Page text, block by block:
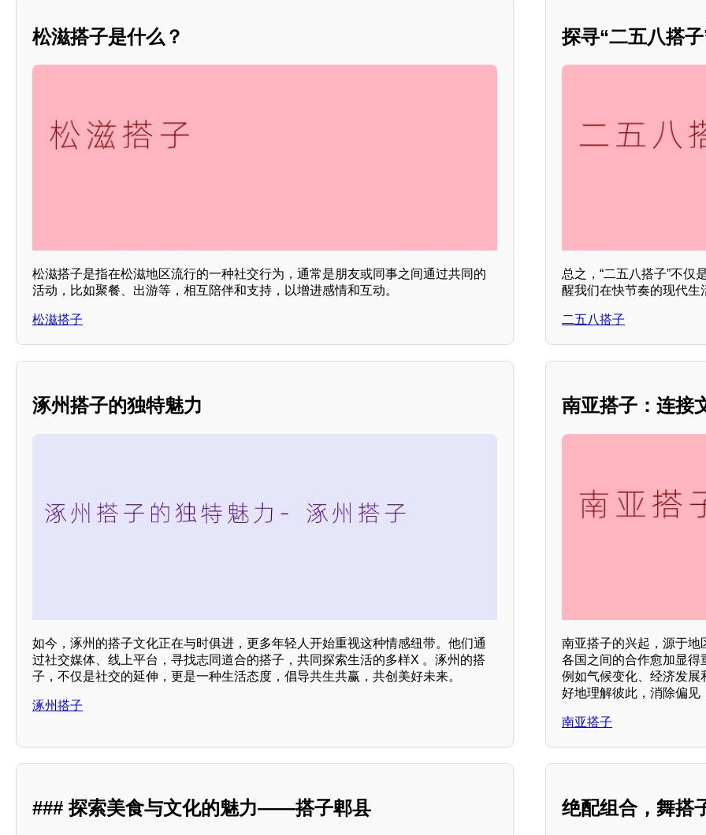
松滋搭子是什么？
松滋搭子是指在松滋地区流行的一种社交行为，通常是朋友或同事之间通过共同的
活动，比如聚餐、出游等，相互陪伴和支持，以增进感情和互动。
松滋搭子
探寻“二五八搭
总之，“二五八搭子”不仅
醒我们在快节奏的现代生
二五八搭子
涿州搭子的独特魅力
如今，涿州的搭子文化正在与时俱进，更多年轻人开始重视这种情感纽带。他们通
过社交媒体、线上平台，寻找志同道合的搭子，共同探索生活的多样X 。涿州的搭
子，不仅是社交的延伸，更是一种生活态度，倡导共生共赢，共创美好未来。
涿州搭子
南亚搭子：连接
南亚搭子的兴起，源于地
各国之间的合作愈加显得
例如气候变化、经济发展
好地理解彼此，消除偏见
南亚搭子
### 探索美食与文化的魅力——搭子郫县 绝配组合，舞搭